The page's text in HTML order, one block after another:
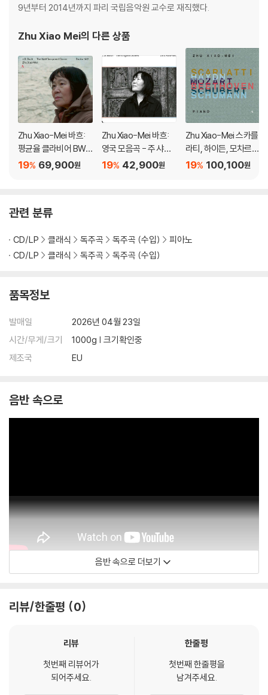
9년부터 2014년까지 파리 국립음악원 교수로 재직했다.
Zhu Xiao Mei의 다른 상품
Zhu Xiao-Mei 바흐:
평균율 클라비어 BWV
846-893 (Bach: Th
69,900원
19%
Zhu Xiao-Mei 바흐:
영국 모음곡 - 주 샤오
메이 (J. S. Bach: The
42,900원
19%
Zhu Xiao-Mei 스카를
라티, 하이든, 모차르
트, 베토벤, 슈베르트,
100,100원
19%
관련 분류
CD/LP 클래식 독주곡 독주곡 (수입)
피아노
CD/LP
클래식 독주곡 독주곡 (수입)
품목정보
발매일
2026년 04월 23일
시간/무게/크기
1000g | 크기확인중
제조국
EU
음반 속으로
음반 속으로 더보기
리뷰/한줄평 0
리뷰
첫번째 리뷰어가
되어주세요.
한줄평
첫번째 한줄평을
남겨주세요.